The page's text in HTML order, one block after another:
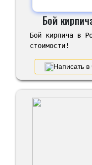
Бой
Бой кирпича в
стоимости!
Написать в